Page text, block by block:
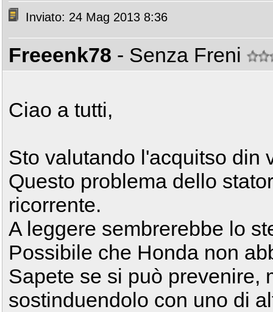
Inviato: 24 Mag 2013 8:36
Freeenk78 - Senza Freni
Ciao a tutti,
Sto valutando l'acquitso din
Questo problema dello
ricorrente.
A leggere sembrerebbe lo
Possibile che Honda non
Sapete se si può prevenire,
sostinduendolo con uno di